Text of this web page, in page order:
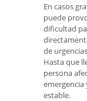
En casos
puede
dificultad
de
Hasta que
persona
emergencia
estable.